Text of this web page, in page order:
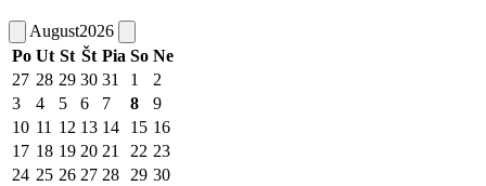
August2026
Po Ut St Št Pia So Ne
27 28 29 30 31 1
2
3
4 5 6 7 8
9
10 11 12 13 14 15 16
17 18 19 20 21 22 23
24 25 26 27 28 29 30